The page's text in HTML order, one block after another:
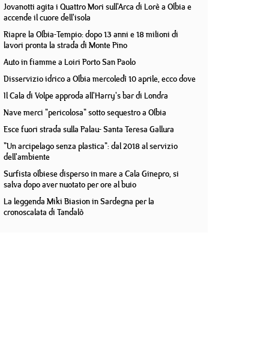
Jovanotti agita i Quattro Mori sull'Arca di Lorè a Olbia e
accende il cuore dell'isola
Riapre la Olbia-Tempio: dopo 13 anni e 18 milioni di
lavori pronta la strada di Monte Pino
Auto in fiamme a Loiri Porto San Paolo
Disservizio idrico a Olbia mercoledì 10 aprile, ecco dove
Il Cala di Volpe approda all'Harry's bar di Londra
Nave merci "pericolosa" sotto sequestro a Olbia
Esce fuori strada sulla Palau- Santa Teresa Gallura
"Un arcipelago senza plastica": dal 2018 al servizio
dell'ambiente
Surfista olbiese disperso in mare a Cala Ginepro, si
salva dopo aver nuotato per ore al buio
La leggenda Miki Biasion in Sardegna per la
cronoscalata di Tandalò